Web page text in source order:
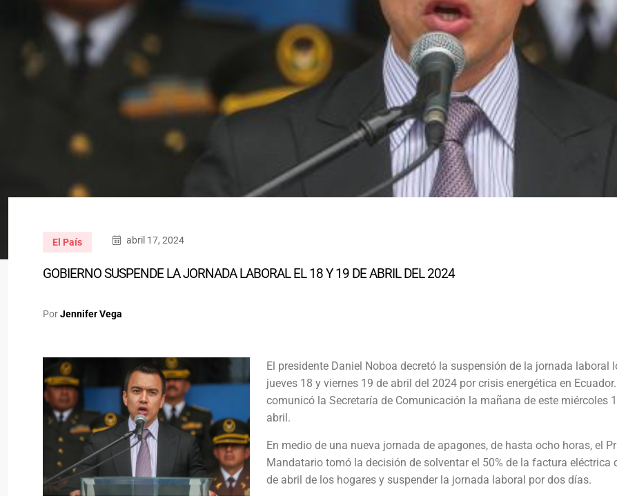
El País abril 17, 2024
GOBIERNO SUSPENDE LA JORNADA LABORAL EL 18 Y 19 DE ABRIL DEL 2024
PorJennifer Vega
El presidente Daniel Noboa decretó la suspensión de la jornada laboral
jueves 18 y viernes 19 de abril del 2024 por crisis energética en
comunicó la Secretaría de Comunicación la mañana de este miércoles
abril.
En medio de una nueva jornada de apagones, de hasta ocho horas, el
Mandatario tomó la decisión de solventar el 50% de la factura eléctrica
de abril de los hogares y suspender la jornada laboral por dos días.